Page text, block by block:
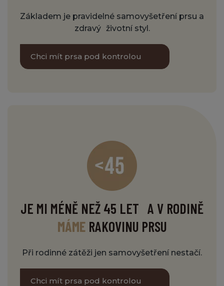
Základem je pravidelné samovyšetření prsu a
zdravý životní styl.
Chci mít prsa pod kontrolou
JE MI MÉNĚ NEŽ 45 LET A V RODINĚ
MÁMERAKOVINU PRSU
Při rodinné zátěži jen samovyšetření nestačí.
Chci mít prsa pod kontrolou